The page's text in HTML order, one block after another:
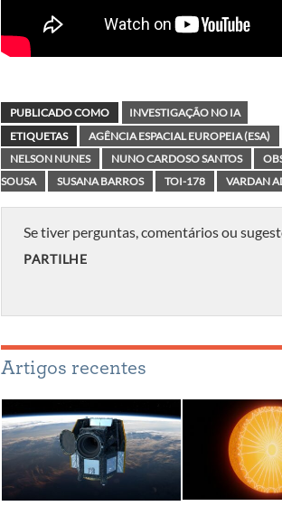
PUBLICADO COMO
INVESTIGAÇÃO NO IA
ETIQUETAS
AGÊNCIA ESPACIAL EUROPEIA (ESA)
NELSON NUNES
NUNO CARDOSO SANTOS
SOUSA
SUSANA BARROS TOI-178 VARDAN
Se tiver perguntas, comentários ou
PARTILHE
Artigos recentes